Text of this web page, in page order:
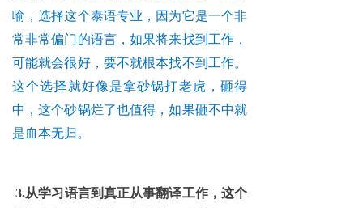
喻，选择这个泰语专业，因为它是一个非
常非常偏门的语言，如果将来找到工作，
可能就会很好，要不就根本找不到工作。
这个选择就好像是拿砂锅打老虎，砸得
中，这个砂锅烂了也值得，如果砸不中就
是血本无归。
3.从学习语言到真正从事翻译工作，这个